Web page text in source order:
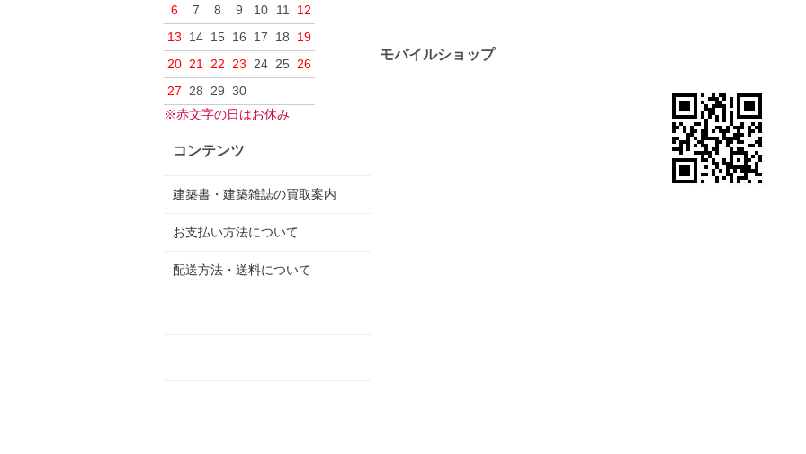
6
7 8 9 10 11
12
13
14 15 16 17 18
19
20 21 22 23 24 25 26
27 28 29 30
※赤文字の日はお休み
コンテンツ
建築書・建築雑誌の買取案内
お支払い方法について
配送方法・送料について
モバイルショップ